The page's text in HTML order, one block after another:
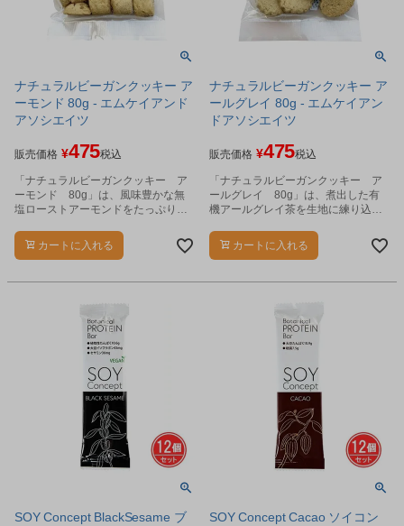
ナチュラルビーガンクッキー ア
ーモンド 80g - エムケイアンド
アソシエイツ
販売価格 ¥475税込
「ナチュラルビーガンクッキー ア
ーモンド 80g」は、風味豊かな無
塩ローストアーモンドをたっぷり生
カートに入れる
ナチュラルビーガンクッキー ア
ールグレイ 80g - エムケイアン
ドアソシエイツ
販売価格 ¥475税込
「ナチュラルビーガンクッキー ア
ールグレイ 80g」は、煮出した有
機アールグレイ茶を生地に練り込
てダブルの紅茶の風味をつけまし
た。
カートに入れる
SOY Concept BlackSesame ブ
SOY Concept Cacao ソイコン